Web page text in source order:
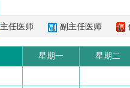
主任医师 副主任医师
星期一 星期二